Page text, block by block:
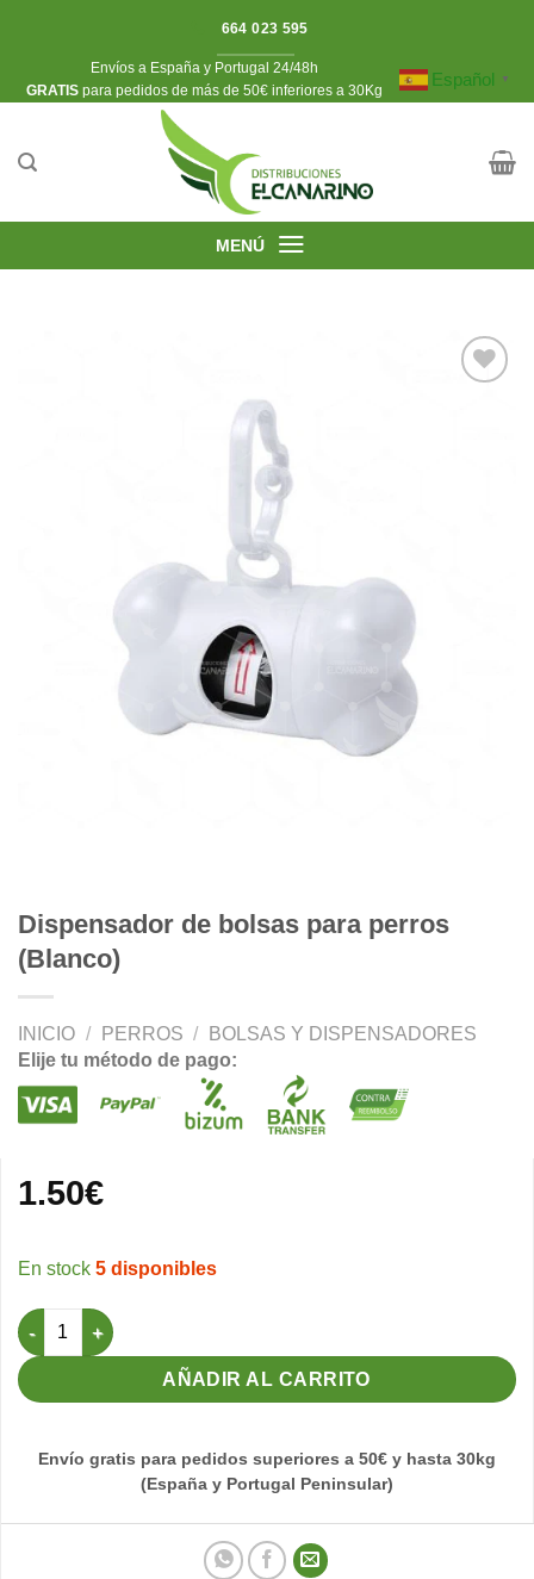
664 023 595
Envíos a España y Portugal 24/48h
​GRATIS para pedidos de más de 50€ inferiores a 30Kg
Español ▼
MENÚ
Dispensador de bolsas para perros
(Blanco)
INICIO / PERROS /
BOLSAS Y DISPENSADORES
Elije tu método de pago:
1.50€
5 disponibles
Dispensador de bolsas para perros (Blanco) cantidad
AÑADIR AL CARRITO
Envío gratis para pedidos superiores a 50€ y hasta 30kg
(España y Portugal Peninsular)